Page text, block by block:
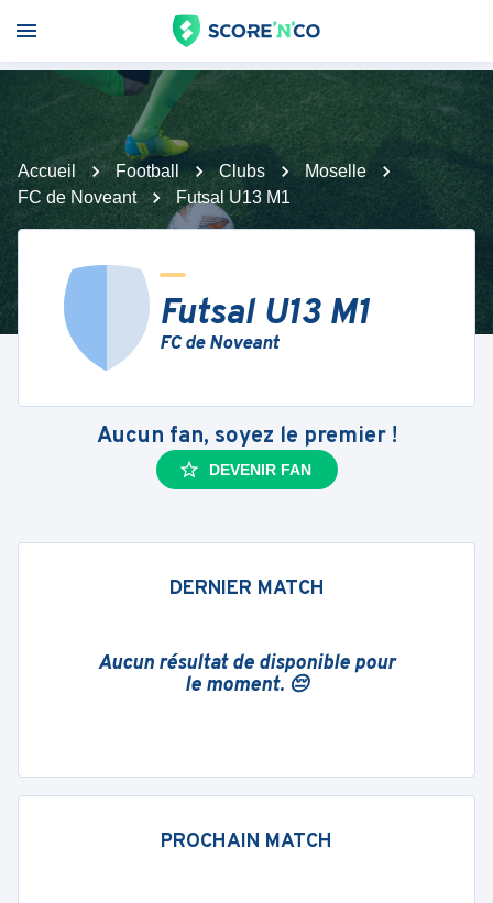
Accueil Football Clubs
Moselle
FC de Noveant
Futsal U13 M1
Futsal U13 M1
FC de Noveant
Aucun fan, soyez le premier !
DEVENIR FAN
DERNIER MATCH
Aucun résultat de disponible pour
le moment. 😔
PROCHAIN MATCH